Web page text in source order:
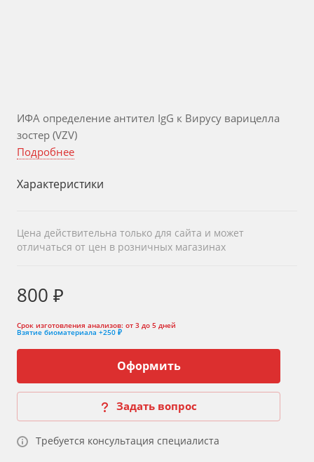
ИФА определение антител IgG к Вирусу варицелла
зостер (VZV)
Подробнее
Характеристики
Цена действительна только для сайта и может
отличаться от цен в розничных магазинах
800 ₽
Срок изготовления анализов: от 3 до 5 дней
Взятие биоматериала +250 ₽
Оформить
Задать вопрос
Требуется консультация специалиста